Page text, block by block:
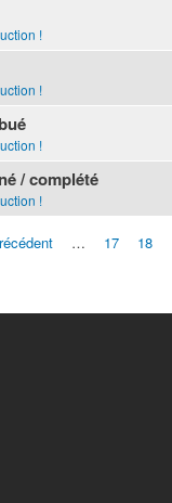
!
!
!
/ complété
!
… 17 18